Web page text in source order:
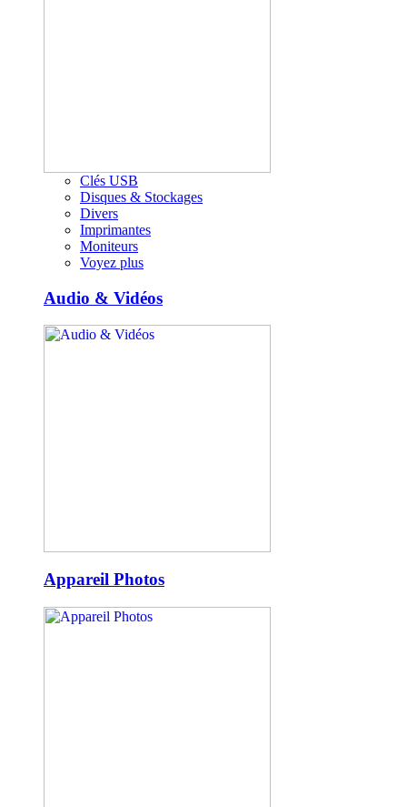
Clés USB
Disques & Stockages
Divers
Imprimantes
Moniteurs
Voyez plus
Audio & Vidéos
Appareil Photos